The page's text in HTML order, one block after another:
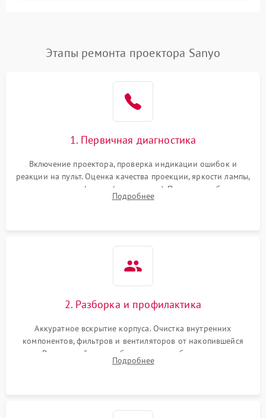
Нестабильная яркость или
контраст
4000 ₽ Подробнее →
Неравномерная подсветка
автоматическая коррекция
трапеции (Keystone)
Проблемы с
масштабированием
Подробнее →
Этапы ремонта проектора Sanyo
1. Первичная диагностика
Включение проектора, проверка индикации ошибок и
реакции на пульт. Оценка качества проекции, яркости лампы,
наличия артефактов (точки, пятна). Проверка работы
системы охлаждения по уровню шума вентиляторов.
Подробнее
2. Разборка и профилактика
Аккуратное вскрытие корпуса. Очистка внутренних
компонентов, фильтров и вентиляторов от накопившейся
пыли. Визуальный осмотр блока питания, балласта лампы и
материнской платы на наличие прогаров или вздутых
Подробнее